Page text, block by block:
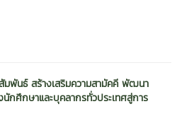
มพันธ์ สร้างเสริมความสามัคคี พัฒนา
ศึกษาและบุคลากรทั่วประเทศสู่การ